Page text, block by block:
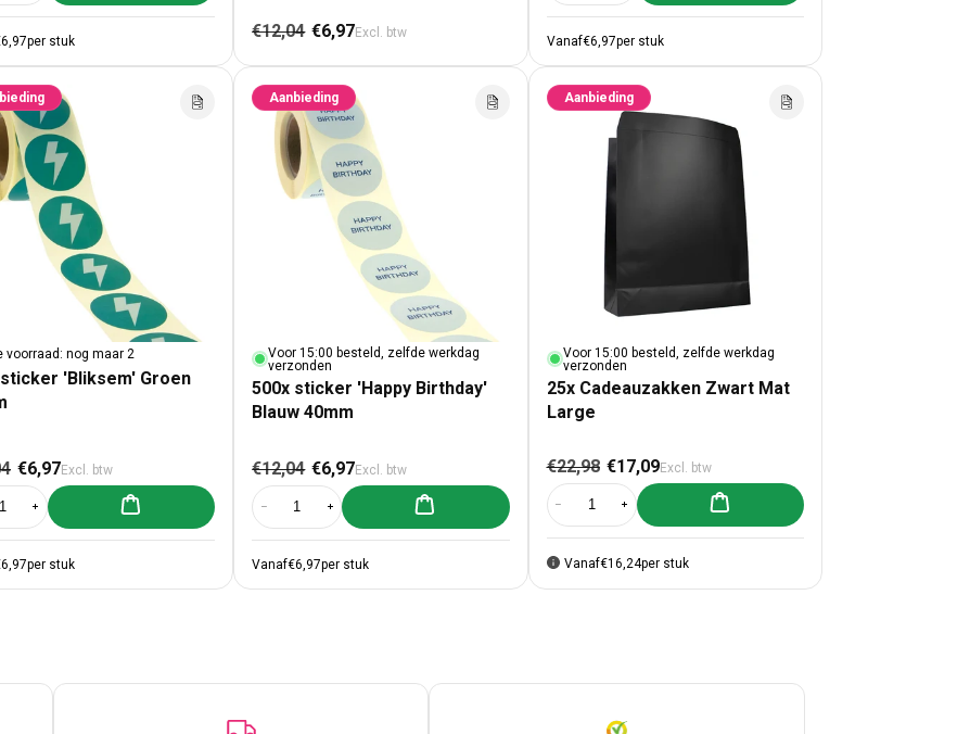
per stuk Normale prijs
€12,04 Aanbiedingsprijs
€6,97Excl. btw
Vanaf€6,97per stuk
voorraad: nog maar 2
'Bliksem' Groen
prijs
Aanbiedingsprijs
€6,97Excl. btw
verlagen voor 500x sticker &#39;Bliksem&#39; Groen 40mm
Aantal verhogen voor 500x sticker &#39;Bliksem&#39; Groen 40mm
Aan winkelwagen toevoegen
per stuk
Aanbieding
Voor 15:00 besteld, zelfde werkdag
verzonden
500x sticker 'Happy Birthday'
Blauw 40mm
Normale prijs
€12,04 Aanbiedingsprijs
€6,97Excl. btw
Aantal verlagen voor 500x sticker &#39;Happy Birthday&#39; Blauw 40mm
Aantal verhogen voor 500x sticker &#39;Happy Birthday&#39; Blauw 40mm
Aan winkelwagen toevoegen
Vanaf€6,97per stuk
Aanbieding
Voor 15:00 besteld, zelfde werkdag
verzonden
25x Cadeauzakken Zwart Mat
Large
Normale prijs
€22,98 Aanbiedingsprijs
€17,09Excl. btw
Aantal verlagen voor 25x Cadeauzakken Zwart Mat Large
Aantal verhogen voor 25x Cadeauzakken Zwart Mat
Aan winkelwagen toevoegen
Vanaf€16,24per stuk